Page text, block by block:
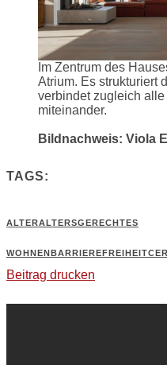
Im Zentrum des
Atrium. Es strukturiert
verbindet zugleich
miteinander.
Bildnachweis: Viola
TAGS:
ALTERALTERSGERECHTES
WOHNENBARRIEREFREIHEIT
Beitrag drucken